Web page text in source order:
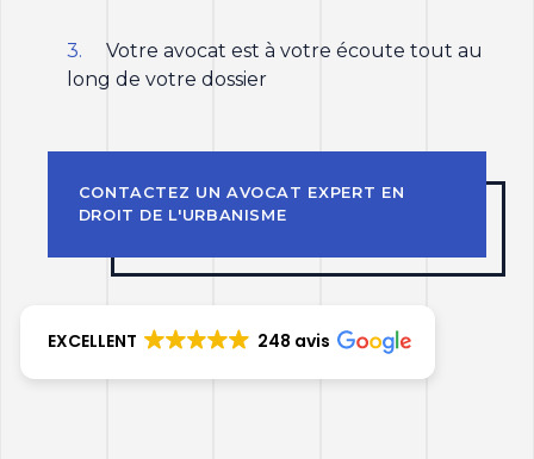
Votre avocat est à votre écoute tout au
long de votre dossier
CONTACTEZ UN AVOCAT EXPERT EN
DROIT DE L'URBANISME
EXCELLENT 248 avis